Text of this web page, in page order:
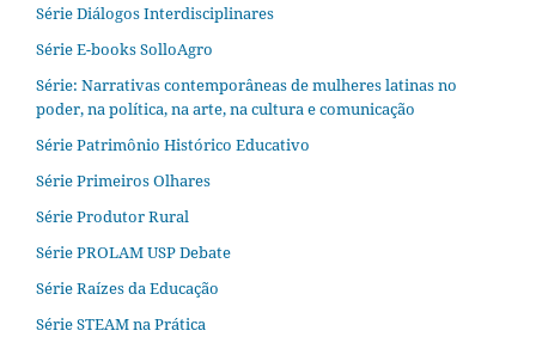
Série Diálogos Interdisciplinares
Série E-books SolloAgro
Série: Narrativas contemporâneas de mulheres latinas no
poder, na política, na arte, na cultura e comunicação
Série Patrimônio Histórico Educativo
Série Primeiros Olhares
Série Produtor Rural
Série PROLAM USP Debate
Série Raízes da Educação
Série STEAM na Prática